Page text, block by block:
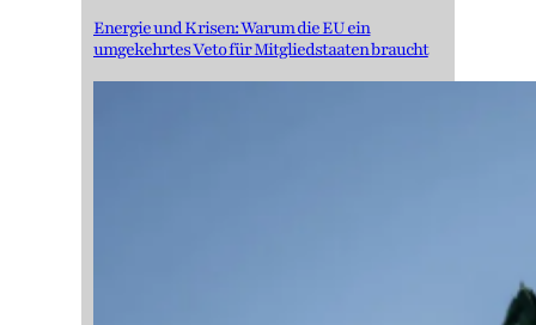
Energie und Krisen: Warum die EU ein
umgekehrtes Veto für Mitgliedstaaten braucht